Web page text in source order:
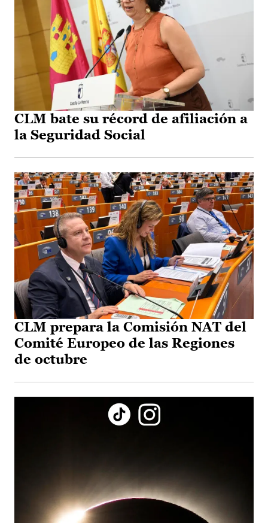
CLM bate su récord de afiliación a
la Seguridad Social
CLM prepara la Comisión NAT del
Comité Europeo de las Regiones
de octubre